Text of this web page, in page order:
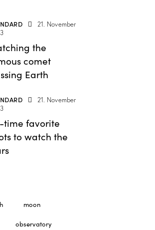
21. November
the
comet
Earth
21. November
time favorite
to watch the
moon
observatory